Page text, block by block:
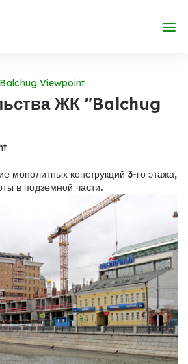
Viewpoint
ЖК "Balchug
монолитных конструкций 3-го этажа,
в подземной части.